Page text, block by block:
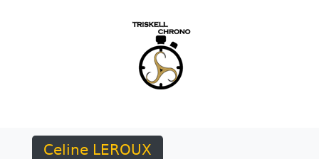
Celine LEROUX